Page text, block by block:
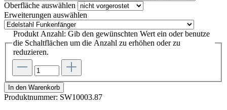
Oberfläche auswählen
Erweiterungen auswählen
Produkt Anzahl: Gib den gewünschten Wert ein oder benutze
die Schaltflächen um die Anzahl zu erhöhen oder zu
reduzieren.
In den Warenkorb
Produktnummer: SW10003.87